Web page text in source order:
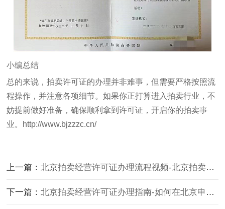
小编总结
总的来说，拍卖许可证的办理并非难事，但需要严格按照流
程操作，并注意各项细节。如果你正打算进入拍卖行业，不
妨提前做好准备，确保顺利拿到许可证，开启你的拍卖事
业。 http://www.bjzzzc.cn/
上一篇：北京拍卖经营许可证办理流程视频-北京拍卖经营许可证办理流程详解视频
下一篇：北京拍卖经营许可证办理指南-如何在北京申请拍卖经营许可证